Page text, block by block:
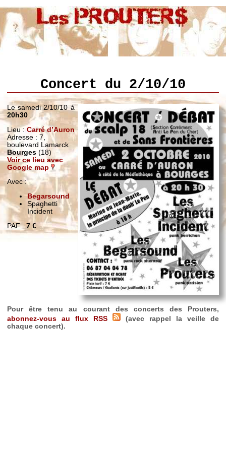
Concert du 2/10/10
Le samedi 2/10/10 à
20h30
Lieu : Carré d’Auron
Adresse : 7,
boulevard Lamarck
Bourges(18)
Voir ce lieu avec
Google map
Avec :
Begarsound
Spaghetti
Incident
PAF :7 €
Pour être tenu au courant des concerts des Prouters,
abonnez-vous au flux RSS
(avec rappel la veille de
chaque concert).